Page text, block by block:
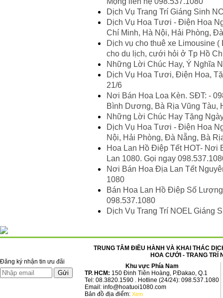
Dịch Vụ Trang Trí Giáng Sinh
Dịch Vụ Hoa Tươi - Điện Hoa
Chí Minh, Hà Nội, Hải Phòng,
Dịch vụ cho thuê xe Limousine
cho du lịch, cưới hỏi ở Tp Hồ
Những Lời Chúc Hay, Ý Nghĩa
Dịch Vụ Hoa Tươi, Điện Hoa,
21/6
Nơi Bán Hoa Loa Kèn. SĐT: -
Bình Dương, Bà Rịa Vũng Tàu,
Những Lời Chúc Hay Tặng
Dịch Vụ Hoa Tươi - Điện Hoa
Nội, Hải Phòng, Đà Nẵng, Bà
Hoa Lan Hồ Điệp Tết HOT- Nơi
Lan 1080. Gọi ngay
Nơi Bán Hoa Địa Lan Tết
1080
Bán Hoa Lan Hồ Điệp Số
098.537.1080
Dịch Vụ Trang Trí NOEL Giáng
Đăng ký nhận tin ưu đãi
TRUNG TÂM ĐIỀU HÀNH VÀ KHAI THÁC
HOA CƯỚI - TRANG TRÍ
Khu vực Phía Nam
TP. HCM: 150 Đinh Tiên Hoàng, P.Đakao, Q.1
Tel: 08.3820.1590 . Hotline (24/24): 098.537.1080
Email: info@hoatuoi1080.com
Bản đồ địa điểm: Xem